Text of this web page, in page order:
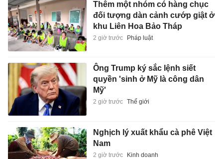
Thêm một nhóm có hàng chục
đối tượng dàn cảnh cướp giật ở
khu Liên Hoa Bảo Tháp
2 giờ trước Pháp luật
Ông Trump ký sắc lệnh siết
quyền 'sinh ở Mỹ là công dân
Mỹ'
2 giờ trước Thế giới
Nghịch lý xuất khẩu cà phê Việt
Nam
2 giờ trước Kinh doanh